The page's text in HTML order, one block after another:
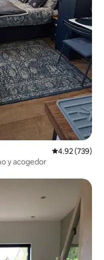
Calificación
4.92 (739)
y acogedor